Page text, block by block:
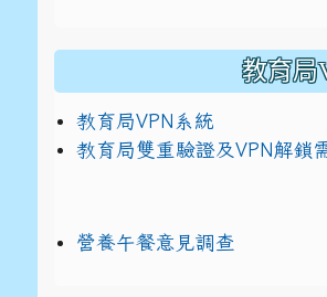
教育局
教育局VPN系統
教育局雙重驗證及VPN解鎖
營養午餐意見調查